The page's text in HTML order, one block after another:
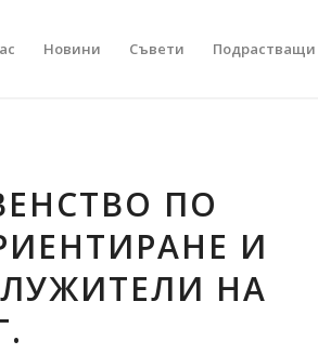
Новини Съвети Подрастващи
ПО
И
НА